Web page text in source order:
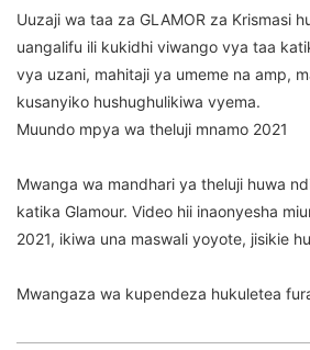
Uuzaji wa taa za GLAMOR za Krismasi
uangalifu ili kukidhi viwango vya taa
vya uzani, mahitaji ya umeme na amp,
kusanyiko hushughulikiwa vyema.
Muundo mpya wa theluji mnamo 2021
Mwanga wa mandhari ya theluji huwa
katika Glamour. Video hii inaonyesha
2021, ikiwa una maswali yoyote, jisikie
Mwangaza wa kupendeza hukuletea